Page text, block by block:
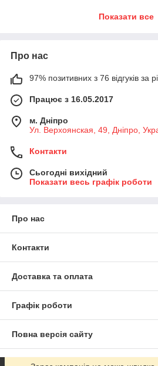
контакті з харчовими продуктами:
може використовуватися у воді при
Використання в електротехніці:
гігроскопічний, він зазвичай
електричних деталей, як ізолятори.
даний матеріал стійкий до дії лужних
Завдяки своїм хорошим хімічним
для виготовлення з нього деталей
комплектуючих для хімічного
Показати все
Про нас
97% позитивних з 76 відгуків за
Працює з 16.05.2017
м. Дніпро
Ул. Верхоянская, 49, Дніпро,
Контакти
Сьогодні вихідний
Показати весь графік роботи
Про нас
Контакти
Доставка та оплата
Графік роботи
Повна версія сайту
Сайт створено на маркетплейсі